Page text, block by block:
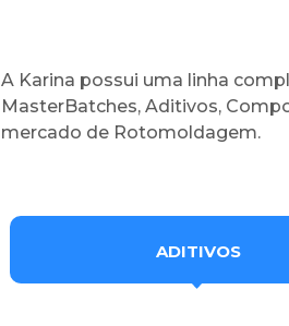
A Karina possui uma linha
MasterBatches, Aditivos,
mercado de Rotomoldagem.
ADITIVOS